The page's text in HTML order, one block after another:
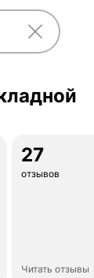
27
отзывов
Читать отзывы